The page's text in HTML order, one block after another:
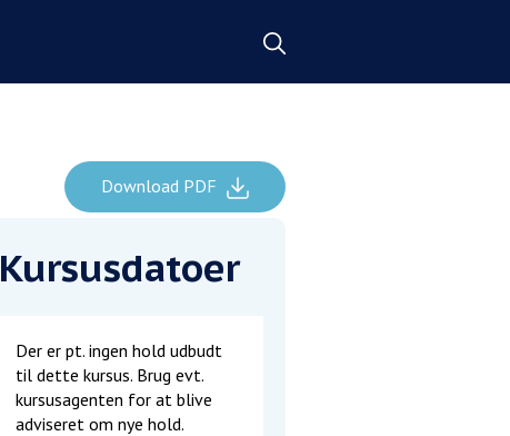
Download PDF
Kursusdatoer
Der er pt. ingen hold udbudt
til dette kursus. Brug evt.
kursusagenten for at blive
adviseret om nye hold.